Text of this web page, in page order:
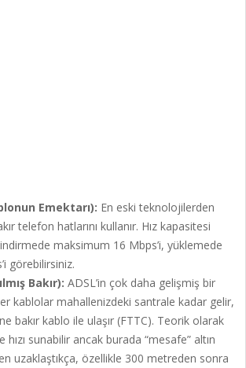
Emektarı): En eski teknolojilerden
telefon hatlarını kullanır. Hız kapasitesi
indirmede maksimum 16 Mbps’i, yüklemede
görebilirsiniz.
Bakır): ADSL’in çok daha gelişmiş bir
kablolar mahallenizdeki santrale kadar gelir,
bakır kablo ile ulaşır (FTTC). Teorik olarak
sunabilir ancak burada “mesafe” altın
uzaklaştıkça, özellikle 300 metreden sonra